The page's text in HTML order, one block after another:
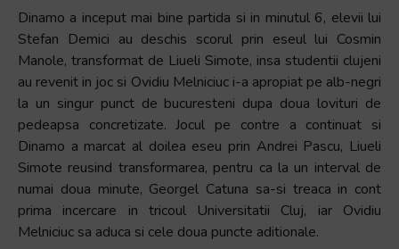
Dinamo a inceput mai bine partida si in minutul 6, elevii lui
Stefan Demici au deschis scorul prin eseul lui Cosmin
Manole, transformat de Liueli Simote, insa studentii clujeni
au revenit in joc si Ovidiu Melniciuc i-a apropiat pe alb-negri
la un singur punct de bucuresteni dupa doua lovituri de
pedeapsa concretizate. Jocul pe contre a continuat si
Dinamo a marcat al doilea eseu prin Andrei Pascu, Liueli
Simote reusind transformarea, pentru ca la un interval de
numai doua minute, Georgel Catuna sa-si treaca in cont
prima incercare in tricoul Universitatii Cluj, iar Ovidiu
Melniciuc sa aduca si cele doua puncte aditionale.